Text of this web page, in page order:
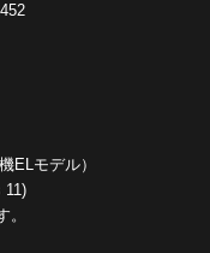
ELモデル）
11)